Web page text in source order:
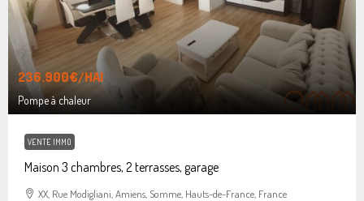
236.900€/HAI
Pompe à chaleur
VENTE IMMO
Maison 3 chambres, 2 terrasses, garage
XX, Rue Modigliani, Amiens, Somme, Hauts-de-France, France